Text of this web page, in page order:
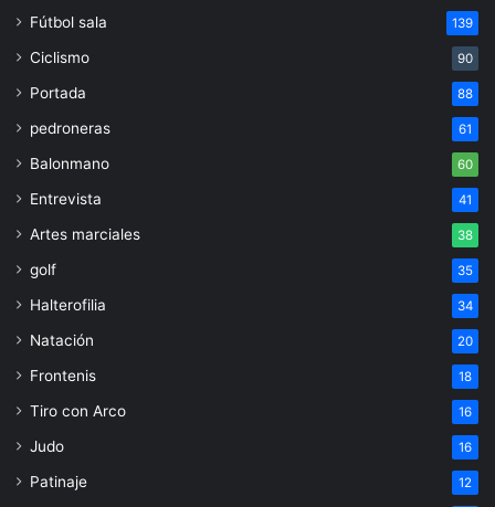
Fútbol sala 139
Ciclismo 90
Portada 88
pedroneras 61
Balonmano 60
Entrevista 41
Artes marciales 38
golf 35
Halterofilia 34
Natación 20
Frontenis 18
Tiro con Arco 16
Judo 16
Patinaje 12